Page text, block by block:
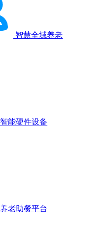
智慧全域养老
智能硬件设备
养老助餐平台